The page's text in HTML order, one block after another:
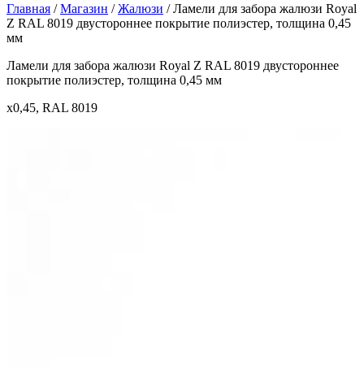
Главная /Магазин /Жалюзи /Ламели для забора жалюзи Royal
Z RAL 8019 двустороннее покрытие полиэстер, толщина 0,45
мм
Ламели для забора жалюзи Royal Z RAL 8019 двустороннее
покрытие полиэстер, толщина 0,45 мм
x0,45, RAL 8019